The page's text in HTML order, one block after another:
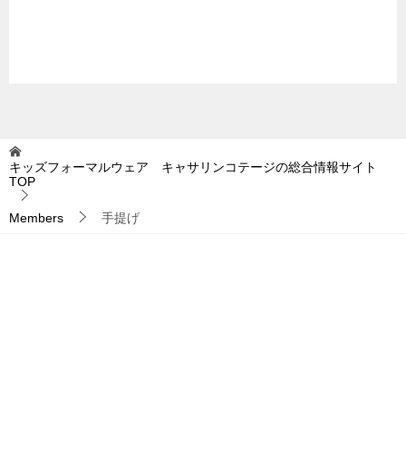
キッズフォーマルウェア キャサリンコテージの総合情報サイト
TOP
Members 手提げ